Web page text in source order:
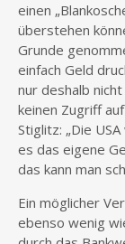
einen
überstehen
Grunde
einfach Geld
nur deshalb
keinen Zugriff
Stiglitz: „Die
es das eigene
das kann man
Ein möglicher
ebenso wenig